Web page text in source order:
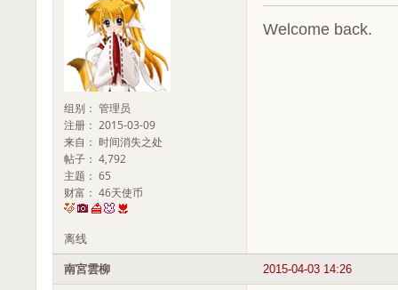
组别： 管理员
注册： 2015-03-09
来自： 时间消失之处
帖子： 4,792
主题： 65
财富： 46天使币
Welcome back.
离线
2015-04-03 14:26
南宮雲柳